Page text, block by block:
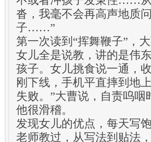
沓，我毫不会再高声地质
子……”
第一次读到“挥舞鞭子”，
女儿全是说教，讲的是伟
孩子。女儿挑食说一通，
刚下线，手机平直摔到地
失败。”大曹说，自责呜
他很滑稽。
发现女儿的优点，每天写
老师教过，从写法到贴法